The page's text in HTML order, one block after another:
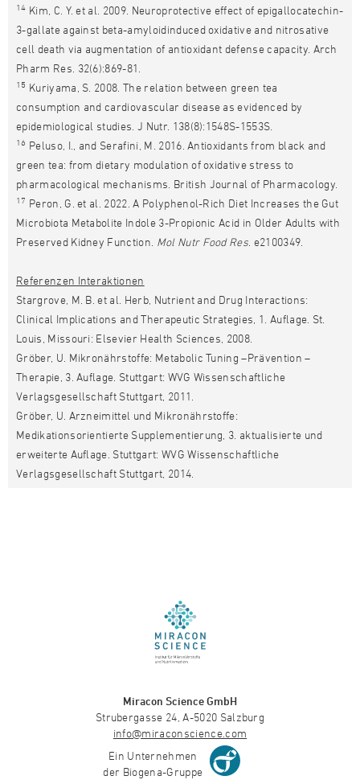
14 Kim, C. Y. et al. 2009. Neuroprotective effect of epigallocatechin-
3-gallate against beta-amyloidinduced oxidative and nitrosative
cell death via augmentation of antioxidant defense capacity. Arch
Pharm Res. 32(6):869-81.
15 Kuriyama, S. 2008. The relation between green tea
consumption and cardiovascular disease as evidenced by
epidemiological studies. J Nutr. 138(8):1548S-1553S.
16 Peluso, I., and Serafini, M. 2016. Antioxidants from black and
green tea: from dietary modulation of oxidative stress to
pharmacological mechanisms. British Journal of Pharmacology.
17 Peron, G. et al. 2022. A Polyphenol-Rich Diet Increases the Gut
Microbiota Metabolite Indole 3-Propionic Acid in Older Adults with
Preserved Kidney Function. Mol Nutr Food Res . e2100349.
Referenzen Interaktionen
Stargrove, M. B. et al. Herb, Nutrient and Drug Interactions:
Clinical Implications and Therapeutic Strategies, 1. Auflage. St.
Louis, Missouri: Elsevier Health Sciences, 2008.
Gröber, U. Mikronährstoffe: Metabolic Tuning –Prävention –
Therapie, 3. Auflage. Stuttgart: WVG Wissenschaftliche
Verlagsgesellschaft Stuttgart, 2011.
Gröber, U. Arzneimittel und Mikronährstoffe:
Medikationsorientierte Supplementierung, 3. aktualisierte und
erweiterte Auflage. Stuttgart: WVG Wissenschaftliche
Verlagsgesellschaft Stuttgart, 2014.
Miracon Science GmbH
Strubergasse 24, A-5020 Salzburg
info@miraconscience.com
Ein Unternehmen
der Biogena-Gruppe